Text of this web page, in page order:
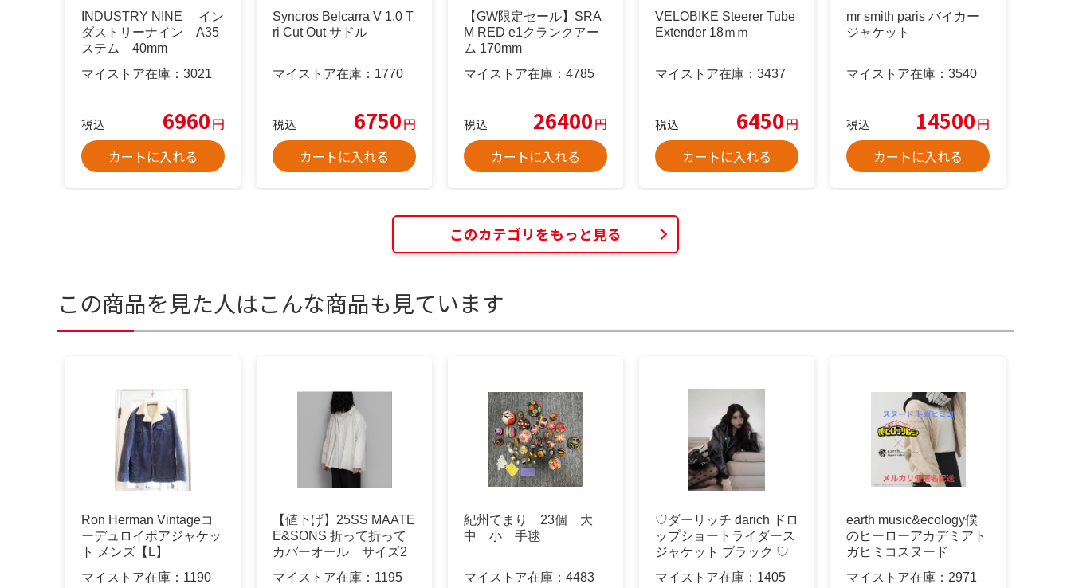
INDUSTRY NINE イン
ダストリーナイン A35
ステム 40mm
マイストア在庫： 3021
税込 6960円
カートに入れる
Syncros Belcarra V 1.0 T
ri Cut Out サドル
マイストア在庫： 1770
税込 6750円
カートに入れる
【GW限定セール】SRA
M RED e1クランクアー
ム 170mm
マイストア在庫： 4785
税込 26400円
カートに入れる
VELOBIKE Steerer Tube
Extender 18ｍｍ
マイストア在庫： 3437
税込 6450円
カートに入れる
mr smith paris バイカー
ジャケット
マイストア在庫： 3540
税込 14500円
カートに入れる
このカテゴリをもっと見る
この商品を見た人はこんな商品も見ています
Ron Herman Vintageコ
ーデュロイボアジャケッ
ト メンズ【L】
マイストア在庫： 1190
【値下げ】25SS MAATE
E&SONS 折って折って
カバーオール サイズ2
マイストア在庫： 1195
紀州てまり 23個 大
中 小 手毬
マイストア在庫： 4483
♡ダーリッチ darich ドロ
ップショートライダース
ジャケット ブラック ♡
マイストア在庫： 1405
earth music&ecology僕
のヒーローアカデミアト
ガヒミコスヌード
マイストア在庫： 2971